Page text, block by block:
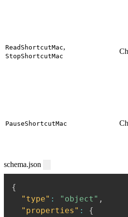
ReadShortcutMac,
StopShortcutMac
PauseShortcutMac
schema.json
{
"type" : "object" ,
"properties" :
{